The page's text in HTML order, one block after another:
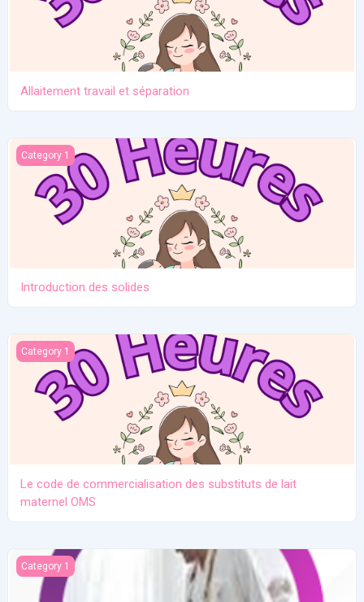
Allaitement travail et séparation
Introduction des solides
Category 1
Introduction des solides
Le code de commercialisation des substituts de lait maternel
Category 1
Le code de commercialisation des substituts de lait
maternel OMS
Conférence: Pour une révision de la terminologie de l'allaitement.
Category 1